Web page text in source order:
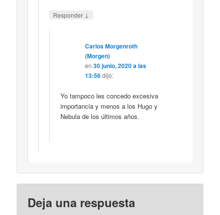
Responder ↓
Carlos Morgenroth
(Morgen)
en 30 junio, 2020 a las
13:56 dijo:
Yo tampoco les concedo excesiva
importancia y menos a los Hugo y
Nebula de los últimos años.
Deja una respuesta